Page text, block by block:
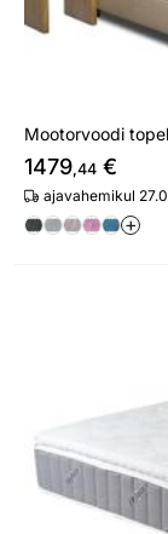
Mootorvoodi
1479,44 €
ajavahemikul
+